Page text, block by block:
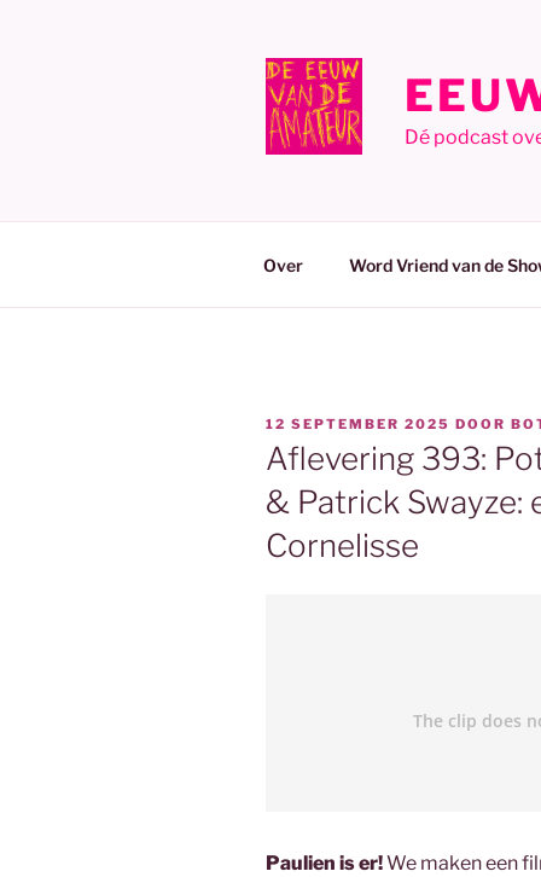
Dé podcast
Over Word Vriend van de
GEPLAATST
OP
12 SEPTEMBER 2025 DOOR
Aflevering 393:
& Patrick Swayze:
Cornelisse
Paulien is er!We maken een